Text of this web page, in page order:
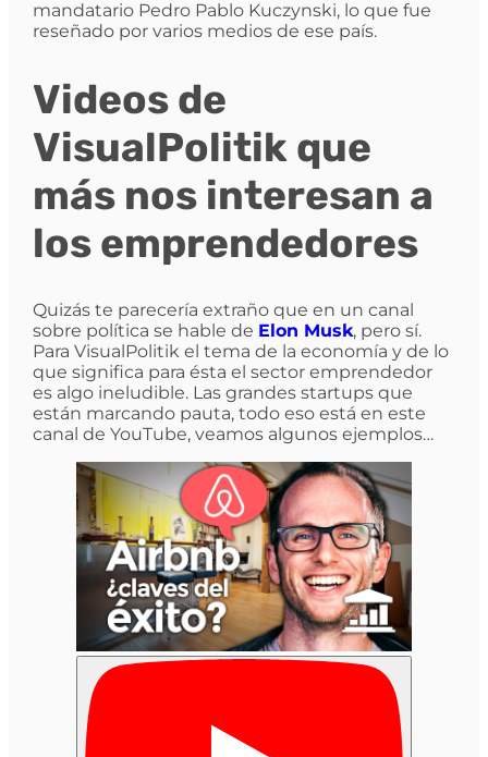
mandatario Pedro Pablo Kuczynski, lo que fue
reseñado por varios medios de ese país.
Videos de
VisualPolitik que
más nos interesan a
los emprendedores
Quizás te parecería extraño que en un canal
sobre política se hable de Elon Musk, pero sí.
Para VisualPolitik el tema de la economía y de lo
que significa para ésta el sector emprendedor
es algo ineludible. Las grandes startups que
están marcando pauta, todo eso está en este
canal de YouTube, veamos algunos ejemplos…